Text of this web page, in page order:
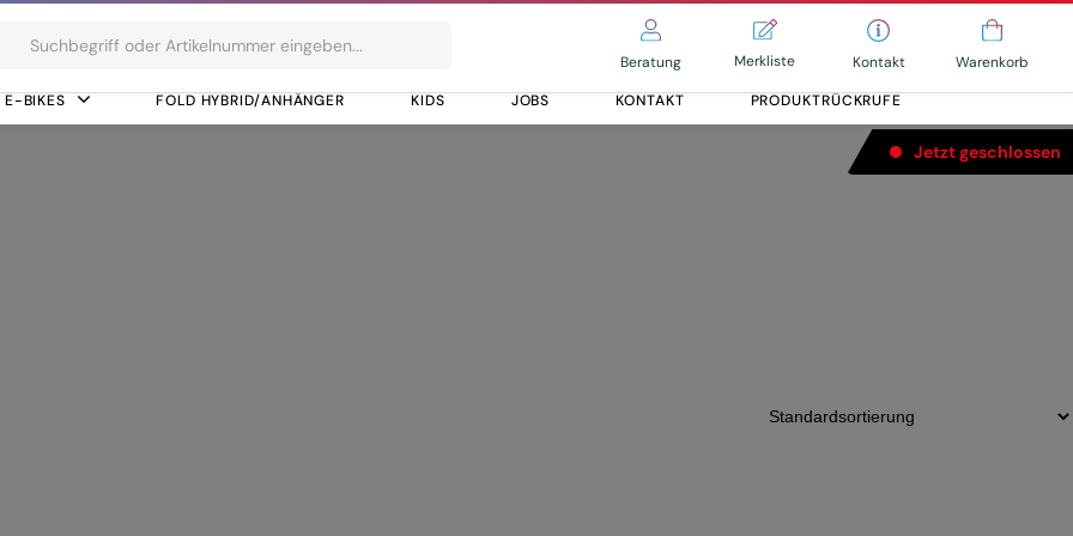
Beratung Merkliste Kontakt
Warenkorb
E-BIKES FOLD HYBRID/ANHÄNGER KIDS JOBS KONTAKT PRODUKTRÜCKRUFE
Jetzt geschlossen